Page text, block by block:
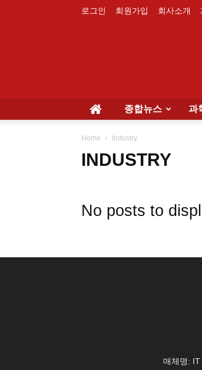
로그인 회원가입 회사소개
종합뉴스 과
Home Industry
INDUSTRY
No posts to
매체명: